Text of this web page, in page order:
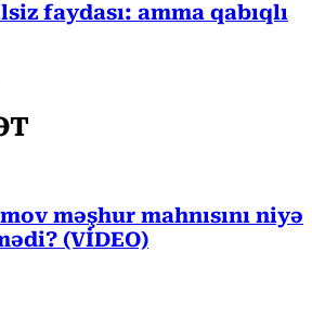
faydası: amma qabıqlı
məşhur mahnısını niyə
(VİDEO)